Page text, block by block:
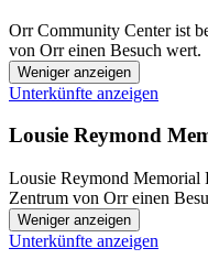
Orr Community Center ist
von Orr einen Besuch wert.
Weniger anzeigen
Unterkünfte anzeigen
Lousie Reymond
Lousie Reymond Memorial
Zentrum von Orr einen
Weniger anzeigen
Unterkünfte anzeigen